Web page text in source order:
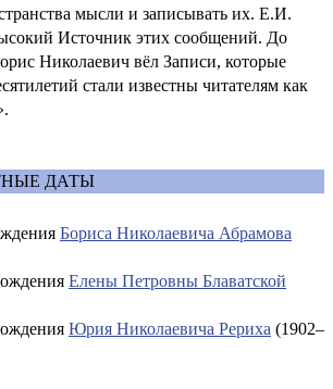
мысли и записывать их. Е.И.
Источник этих сообщений. До
Николаевич вёл Записи, которые
стали известны читателям как
ДАТЫ
Бориса Николаевича Абрамова
Елены Петровны Блаватской
Юрия Николаевича Рериха (1902–